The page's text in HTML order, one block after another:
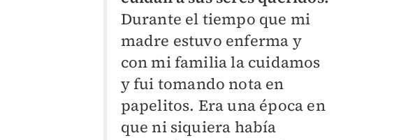
Durante el tiempo que mi
madre estuvo enferma y
con mi familia la cuidamos
y fui tomando nota en
papelitos. Era una época en
que ni siquiera había